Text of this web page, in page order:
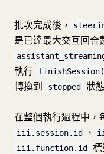
批次完成後，
是已達最大交互回合
執行
轉換到
stopped 狀
在整個執行過程中，
iii.session.id 、
iii.function.id